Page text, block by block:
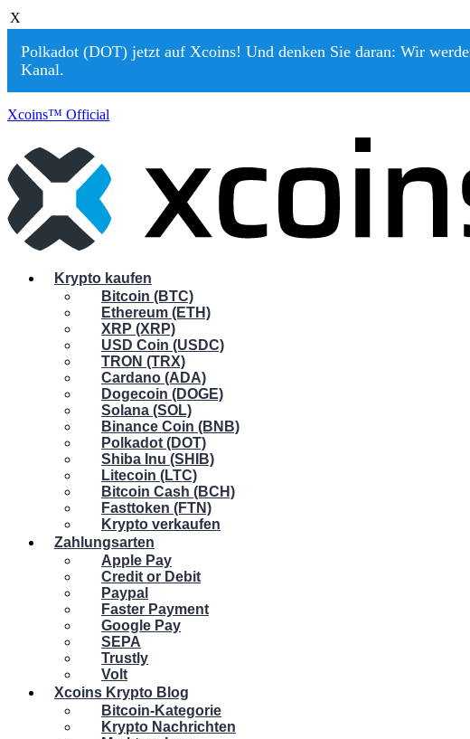
X
Polkadot (DOT) jetzt auf Xcoins! Und denken Sie daran: Wir
Kanal.
Xcoins™ Official
Krypto kaufen
Bitcoin (BTC)
Ethereum (ETH)
XRP (XRP)
USD Coin (USDC)
TRON (TRX)
Cardano (ADA)
Dogecoin (DOGE)
Solana (SOL)
Binance Coin (BNB)
Polkadot (DOT)
Shiba Inu (SHIB)
Litecoin (LTC)
Bitcoin Cash (BCH)
Fasttoken (FTN)
Krypto verkaufen
Zahlungsarten
Apple Pay
Credit or Debit
Paypal
Faster Payment
Google Pay
SEPA
Trustly
Volt
Xcoins Krypto Blog
Bitcoin-Kategorie
Krypto Nachrichten